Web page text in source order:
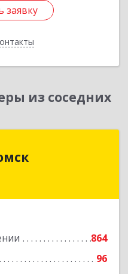
заявку
заявку
из соседних
864
96
г, Кирова пр-кт,